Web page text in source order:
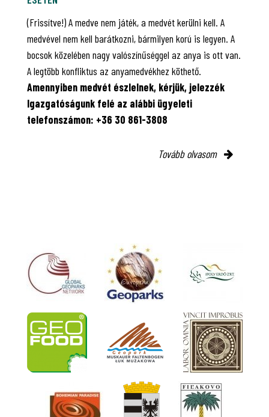
(Frissítve!) A medve nem játék, a medvét kerülni kell. A
medvével nem kell barátkozni, bármilyen korú is legyen. A
bocsok közelében nagy valószínűséggel az anya is ott van.
A legtöbb konfliktus az anyamedvékhez köthető.
Amennyiben medvét észlelnek, kérjük, jelezzék
Igazgatóságunk felé az alábbi ügyeleti
telefonszámon: +36 30 861-3808
Tovább olvasom